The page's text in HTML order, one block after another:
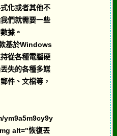
化或者其他不
們就需要一些
據。
基於Windows
從各種電腦硬
失的各種多媒
件、文檔等，
ym9a5m9cy9y
alt="恢復丟